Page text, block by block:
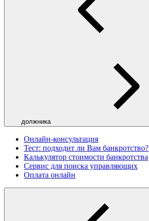
должника
Онлайн-консультация
Тест: подходит ли Вам банкротство?
Калькулятор стоимости банкротства
Сервис для поиска управляющих
Оплата онлайн